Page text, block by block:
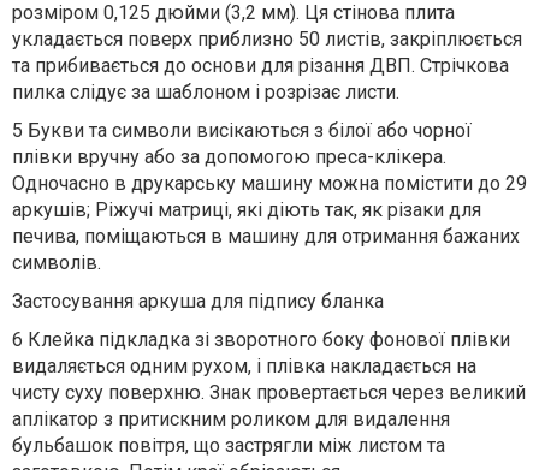
розміром 0,125 дюйми (3,2 мм). Ця стінова плита
укладається поверх приблизно 50 листів, закріплюється
та прибивається до основи для різання ДВП. Стрічкова
пилка слідує за шаблоном і розрізає листи.
5 Букви та символи висікаються з білої або чорної
плівки вручну або за допомогою преса-клікера.
Одночасно в друкарську машину можна помістити до 29
аркушів; Ріжучі матриці, які діють так, як різаки для
печива, поміщаються в машину для отримання бажаних
символів.
Застосування аркуша для підпису бланка
6 Клейка підкладка зі зворотного боку фонової плівки
видаляється одним рухом, і плівка накладається на
чисту суху поверхню. Знак провертається через великий
аплікатор з притискним роликом для видалення
бульбашок повітря, що застрягли між листом та